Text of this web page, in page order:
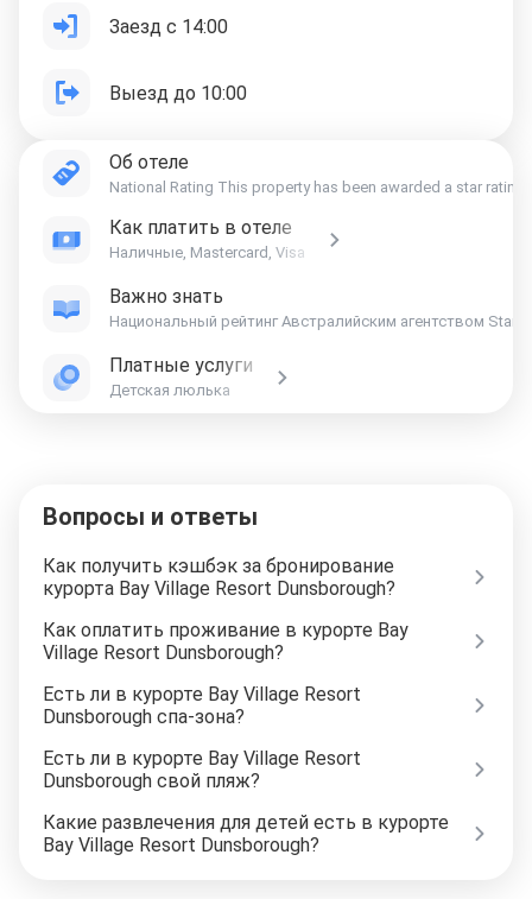
Заезд с 14:00
Выезд до 10:00
Об отеле
National Rating This property has been awarded a star
Как платить в отеле
Наличные, Mastercard, Visa
Важно знать
Платные услуги
Детская люлька
Вопросы и ответы
Как получить кэшбэк за бронирование
курорта Bay Village Resort Dunsborough?
Как оплатить проживание в курорте Bay
Village Resort Dunsborough?
Есть ли в курорте Bay Village Resort
Dunsborough спа-зона?
Есть ли в курорте Bay Village Resort
Dunsborough свой пляж?
Какие развлечения для детей есть в курорте
Bay Village Resort Dunsborough?